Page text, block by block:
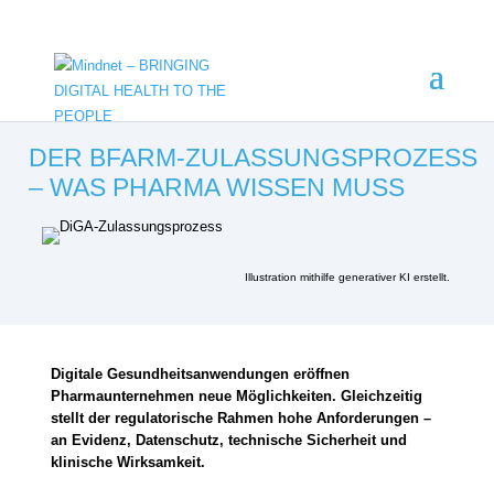
DER BFARM-ZULASSUNGSPROZESS
– WAS PHARMA WISSEN MUSS
Illustration mithilfe generativer KI erstellt.
Digitale Gesundheitsanwendungen eröffnen
Pharmaunternehmen neue Möglichkeiten. Gleichzeitig
stellt der regulatorische Rahmen hohe Anforderungen –
an Evidenz, Datenschutz, technische Sicherheit und
klinische Wirksamkeit.